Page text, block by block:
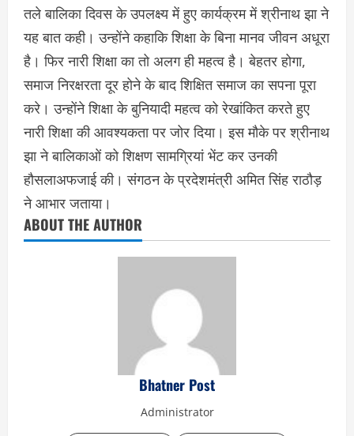
तले बालिका दिवस के उपलक्ष्य में हुए कार्यक्रम में श्रीनाथ झा ने
यह बात कही। उन्होंने कहाकि शिक्षा के बिना मानव जीवन अधूरा
है। फिर नारी शिक्षा का तो अलग ही महत्व है। बेहतर होगा,
समाज निरक्षरता दूर होने के बाद शिक्षित समाज का सपना पूरा
करे। उन्होंने शिक्षा के बुनियादी महत्व को रेखांकित करते हुए
नारी शिक्षा की आवश्यकता पर जोर दिया। इस मौके पर श्रीनाथ
झा ने बालिकाओं को शिक्षण सामग्रियां भेंट कर उनकी
हौसलाअफजाई की। संगठन के प्रदेशमंत्री अमित सिंह राठौड़
ने आभार जताया।
ABOUT THE AUTHOR
Bhatner Post
Administrator